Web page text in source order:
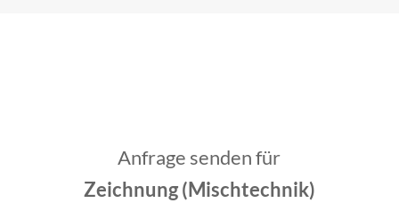
Anfrage senden für
Zeichnung (Mischtechnik)